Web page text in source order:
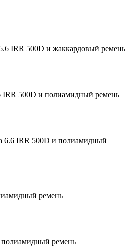
IRR 500D и жаккардовый ремень
IRR 500D и полиамидный ремень
6.6 IRR 500D и полиамидный
ремень
полиамидный ремень